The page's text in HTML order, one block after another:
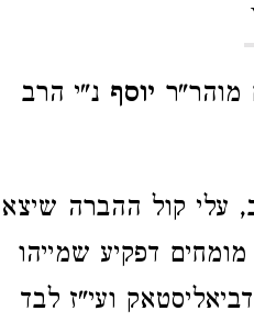
מוהר"ר יוסף נ"י הרב
עלי קול ההברה שיצא
דפקיע שמייהו
ועי"ז לבד